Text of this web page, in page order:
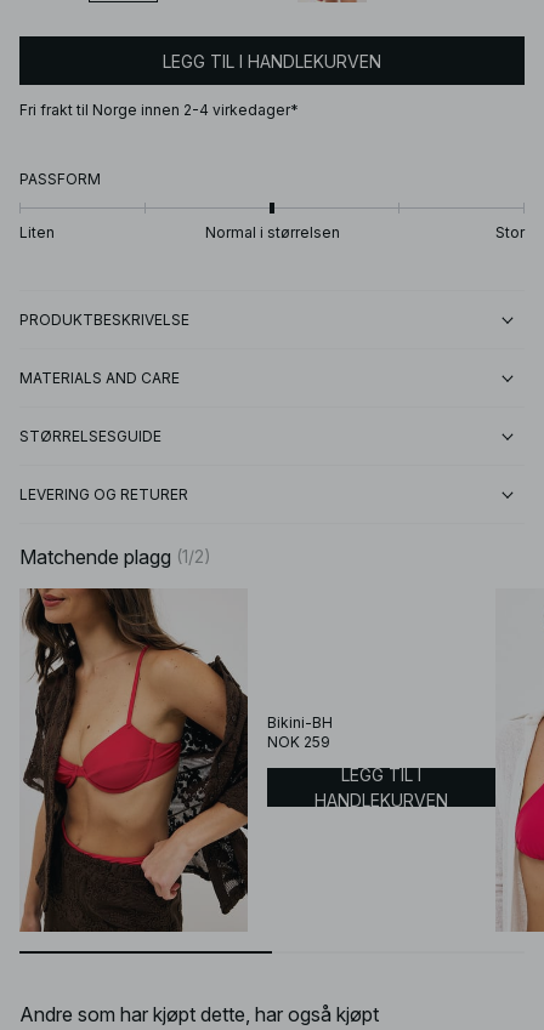
LEGG TIL I HANDLEKURVEN
Fri frakt til Norge innen 2-4 virkedager*
PASSFORM
Liten Normal i størrelsen Stor
PRODUKTBESKRIVELSE
MATERIALS AND CARE
STØRRELSESGUIDE
LEVERING OG RETURER
Matchende plagg (1/2)
Bikini-BH
NOK 259
LEGG TIL I
HANDLEKURVEN
Andre som har kjøpt dette, har også kjøpt